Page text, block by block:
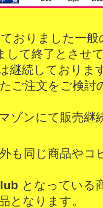
おりました一
して終了とさせ
継続しておりま
ご注文をご検討
ゾンにて販売継
も同じ商品やコ
となっている
となります。